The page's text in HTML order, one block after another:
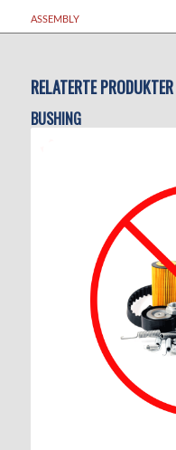
ASSEMBLY
RELATERTE PRODUKTER
BUSHING